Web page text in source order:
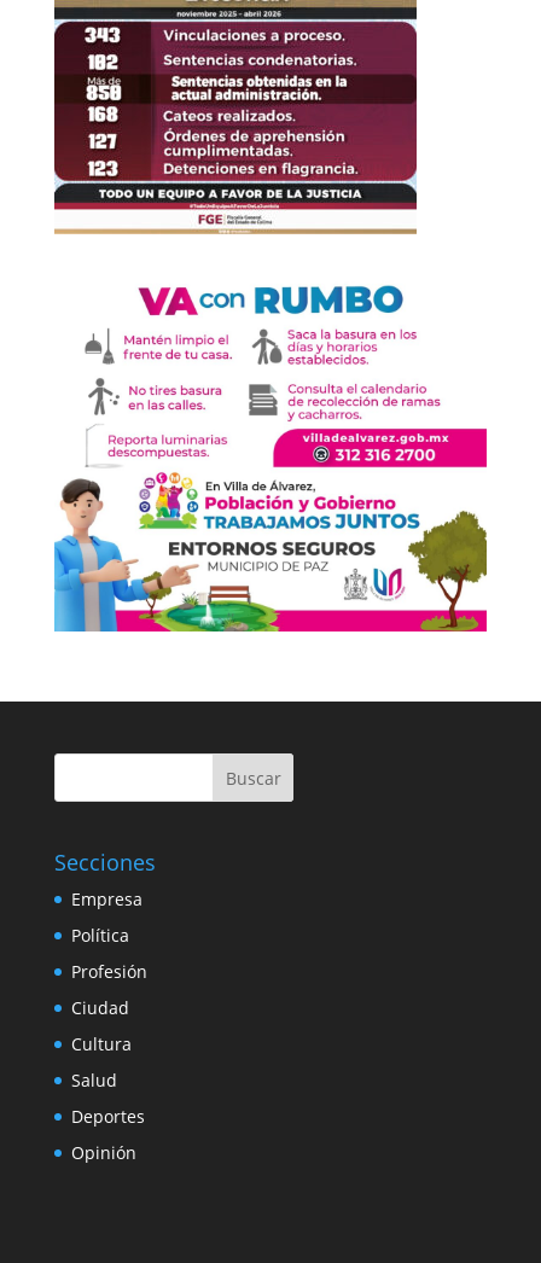
Buscar
Secciones
Empresa
Política
Profesión
Ciudad
Cultura
Salud
Deportes
Opinión